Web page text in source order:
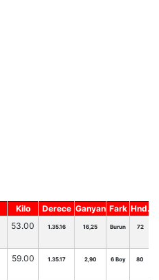
Kilo Derece Ganyan Fark Hnd.
53.00 1.35.16 16,25 Burun 72
59.00 1.35.17 2,90 6 Boy 80